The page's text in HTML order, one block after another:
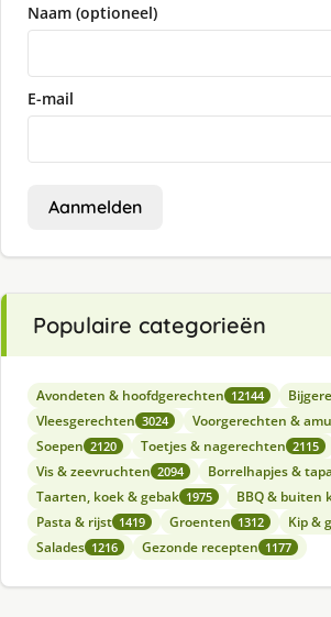
Naam (optioneel)
E-mail
Aanmelden
Populaire categorieën
Avondeten & hoofdgerechten 12144
Vleesgerechten 3024 Voorgerechten &
Soepen 2120 Toetjes & nagerechten 2115
Vis & zeevruchten 2094 Borrelhapjes &
Taarten, koek & gebak 1975 BBQ & buiten
Pasta & rijst 1419 Groenten 1312 Kip &
Salades 1216 Gezonde recepten 1177